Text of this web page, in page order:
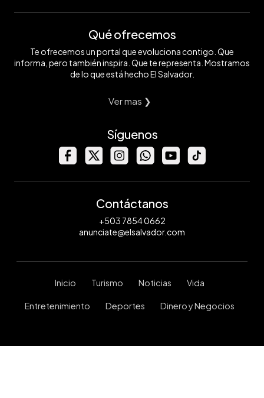
Qué ofrecemos
Te ofrecemos un portal que evoluciona contigo. Que
informa, pero también inspira. Que te representa. Mostramos
de lo que está hecho El Salvador.
Ver mas ❯
Síguenos
Contáctanos
+503 7854 0662
anunciate@elsalvador.com
Inicio Turismo Noticias Vida
Entretenimiento Deportes Dinero y Negocios